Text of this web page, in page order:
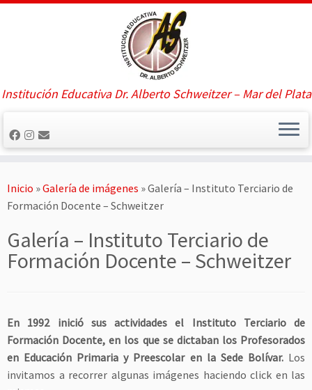
Saltar
Institución Educativa Dr. Alberto Schweitzer – Mar del Plata
Inicio »Galería de imágenes »Galería – Instituto Terciario de
Formación Docente – Schweitzer
Galería – Instituto Terciario de
Formación Docente – Schweitzer
En 1992 inició sus actividades el Instituto Terciario de
Formación Docente, en los que se dictaban los Profesorados
en Educación Primaria y Preescolar en la Sede Bolívar.Los
invitamos a recorrer algunas imágenes haciendo click en las